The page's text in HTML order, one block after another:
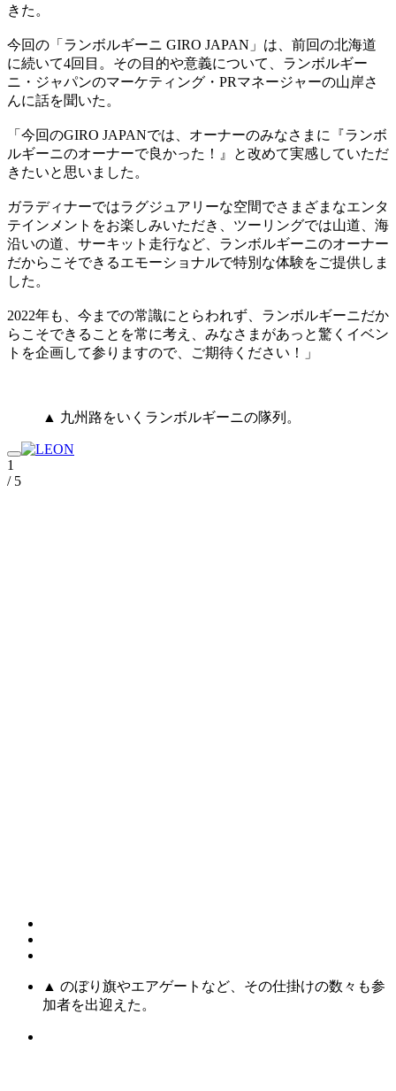
きた。
今回の「ランボルギーニ GIRO JAPAN」は、前回の北海道
に続いて4回目。その目的や意義について、ランボルギー
ニ・ジャパンのマーケティング・PRマネージャーの山岸さ
んに話を聞いた。
「今回のGIRO JAPANでは、オーナーのみなさまに『ランボ
ルギーニのオーナーで良かった！』と改めて実感していただ
きたいと思いました。
ガラディナーではラグジュアリーな空間でさまざまなエンタ
テインメントをお楽しみいただき、ツーリングでは山道、海
沿いの道、サーキット走行など、ランボルギーニのオーナー
だからこそできるエモーショナルで特別な体験をご提供しま
した。
2022年も、今までの常識にとらわれず、ランボルギーニだか
らこそできることを常に考え、みなさまがあっと驚くイベン
トを企画して参りますので、ご期待ください！」
▲ 九州路をいくランボルギーニの隊列。
1
/ 5
▲ のぼり旗やエアゲートなど、その仕掛けの数々も参
加者を出迎えた。